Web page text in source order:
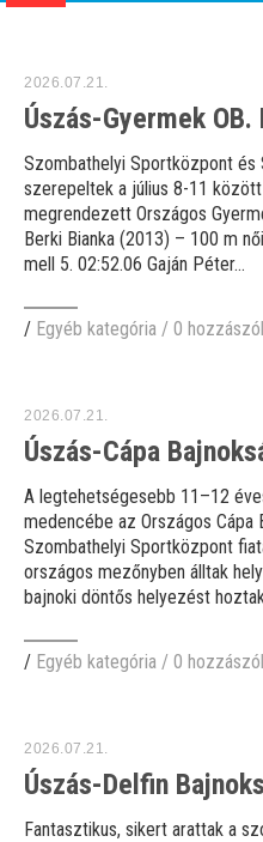
2026.07.21.
Úszás-Gyermek OB.
Szombathelyi Sportközpont és
szerepeltek a július 8-11
megrendezett Országos
Berki Bianka (2013) – 100 m
mell 5. 02:52.06 Gaján Péter...
/ Egyéb kategória / 0
2026.07.21.
Úszás-Cápa
A legtehetségesebb 11–12
medencébe az Országos Cápa
Szombathelyi Sportközpont
országos mezőnyben álltak
bajnoki döntős helyezést
/ Egyéb kategória / 0
2026.07.21.
Úszás-Delfin
Fantasztikus, sikert arattak a